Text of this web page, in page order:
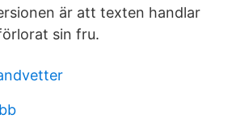
är att texten handlar
sin fru.